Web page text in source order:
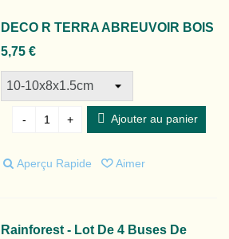
DECO R TERRA ABREUVOIR BOIS
5,75 €
- + Ajouter au panier
Aperçu Rapide Aimer
Rainforest - Lot De 4 Buses De